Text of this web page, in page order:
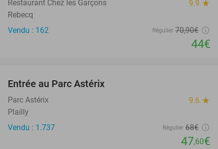
Restaurant Chez les Garçons 9.9 star
Rebecq
Vendu : 162
Régulier 70,90€
44€
Entrée au Parc Astérix
Parc Astérix 9.6 star
Plailly
Vendu : 1.737
Régulier 68€
47,60€